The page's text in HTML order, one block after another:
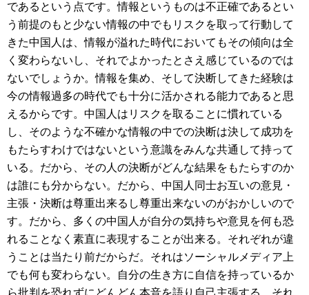
であるという点です。情報というものは不正確であるとい
う前提のもと少ない情報の中でもリスクを取って行動して
きた中国人は、情報が溢れた時代においてもその傾向は全
く変わらないし、それでよかったとさえ感じているのでは
ないでしょうか。情報を集め、そして決断してきた経験は
今の情報過多の時代でも十分に活かされる能力であると思
えるからです。中国人はリスクを取ることに慣れている
し、そのような不確かな情報の中での決断は決して成功を
もたらすわけではないという意識をみんな共通して持って
いる。だから、その人の決断がどんな結果をもたらすのか
は誰にも分からない。だから、中国人同士お互いの意見・
主張・決断は尊重出来るし尊重出来ないのがおかしいので
す。だから、多くの中国人が自分の気持ちや意見を何も恐
れることなく素直に表現することが出来る。それぞれが違
うことは当たり前だからだ。それはソーシャルメディア上
でも何も変わらない。自分の生き方に自信を持っているか
ら批判を恐れずにどんどん本音を語り自己主張する。それ